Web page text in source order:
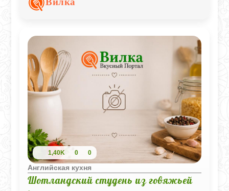
семейного чаепития.
1,40K 0 0
Английская кухня
Шотландский студень из говяжьей